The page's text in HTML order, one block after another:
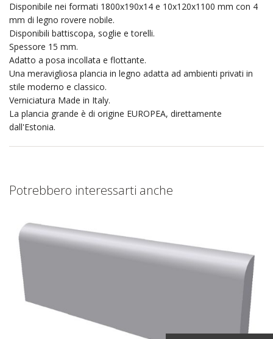
Disponibile nei formati 1800x190x14 e 10x120x1100 mm con 4
mm di legno rovere nobile.
Disponibili battiscopa, soglie e torelli.
Spessore 15 mm.
Adatto a posa incollata e flottante.
Una meravigliosa plancia in legno adatta ad ambienti privati in
stile moderno e classico.
Verniciatura Made in Italy.
La plancia grande è di origine EUROPEA, direttamente
dall'Estonia.
Potrebbero interessarti anche